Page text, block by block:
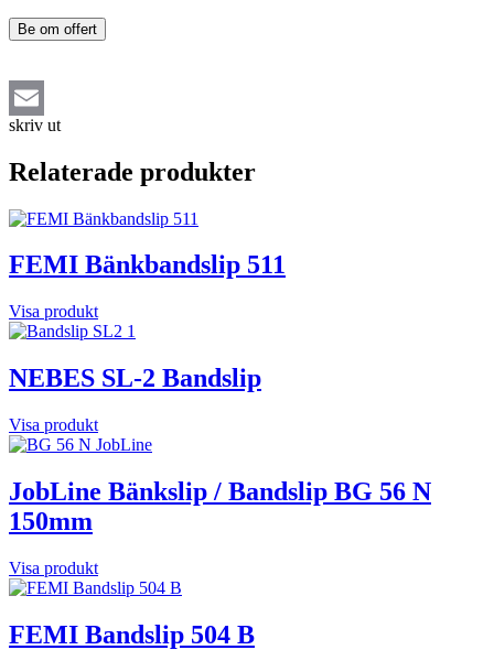
Be om offert
Email
skriv ut
Relaterade produkter
FEMI Bänkbandslip 511
Visa produkt
NEBES SL-2 Bandslip
Visa produkt
JobLine Bänkslip / Bandslip BG 56 N
150mm
Visa produkt
FEMI Bandslip 504 B